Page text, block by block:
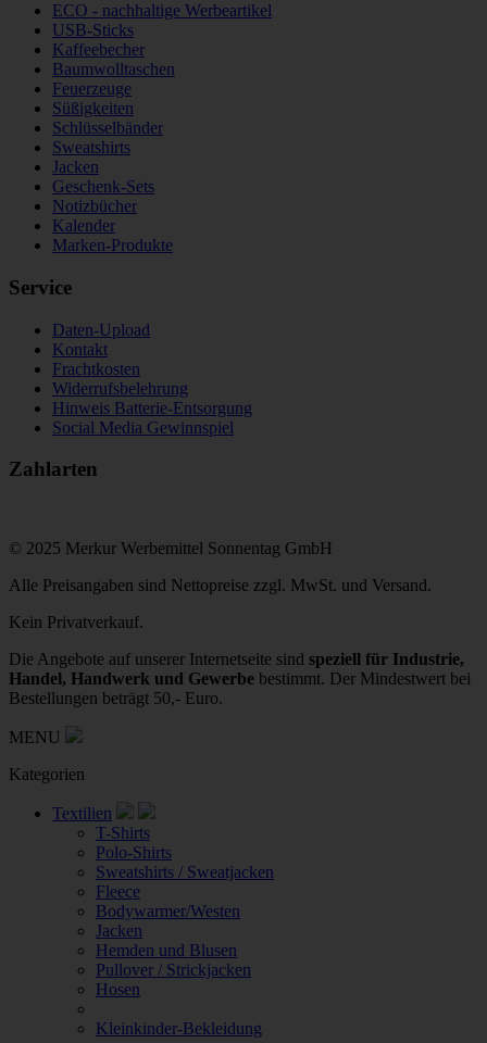
ECO - nachhaltige Werbeartikel
USB-Sticks
Kaffeebecher
Baumwolltaschen
Feuerzeuge
Süßigkeiten
Schlüsselbänder
Sweatshirts
Jacken
Geschenk-Sets
Notizbücher
Kalender
Marken-Produkte
Service
Daten-Upload
Kontakt
Frachtkosten
Widerrufsbelehrung
Hinweis Batterie-Entsorgung
Social Media Gewinnspiel
Zahlarten
© 2025 Merkur Werbemittel Sonnentag GmbH
Alle Preisangaben sind Nettopreise zzgl. MwSt. und Versand.
Kein Privatverkauf.
Die Angebote auf unserer Internetseite sind speziell für Industrie,
Handel, Handwerk und Gewerbe bestimmt. Der Mindestwert bei
Bestellungen beträgt 50,- Euro.
MENU
Kategorien
Textilien
T-Shirts
Polo-Shirts
Sweatshirts / Sweatjacken
Fleece
Bodywarmer/Westen
Jacken
Hemden und Blusen
Pullover / Strickjacken
Hosen
Kleinkinder-Bekleidung